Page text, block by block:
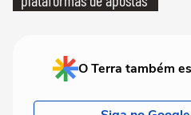
O Terra também